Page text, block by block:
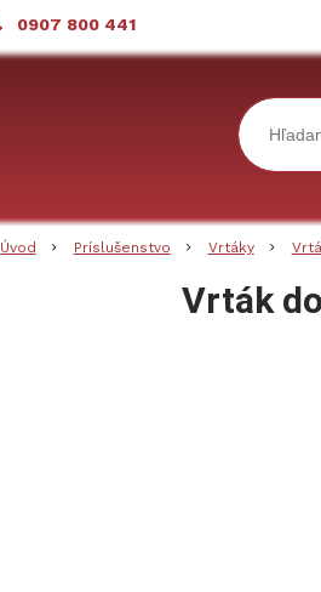
0907 800 441
Úvod Príslušenstvo Vrtáky
Vrták